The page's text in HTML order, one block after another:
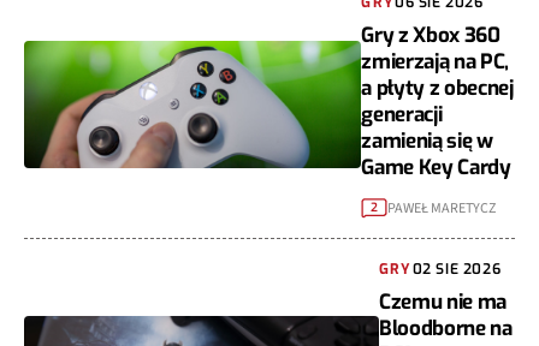
Gry z Xbox 360
zmierzają na PC,
a płyty z obecnej
generacji
zamienią się w
Game Key Cardy
2 PAWEŁ MARETYCZ
GRY02 SIE 2026
Czemu nie ma
Bloodborne na